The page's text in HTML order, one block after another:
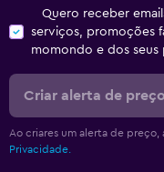
Quero receber
serviços, promoções
momondo e dos seus
Criar alerta de preço
Ao criares um alerta de preço,
Privacidade.